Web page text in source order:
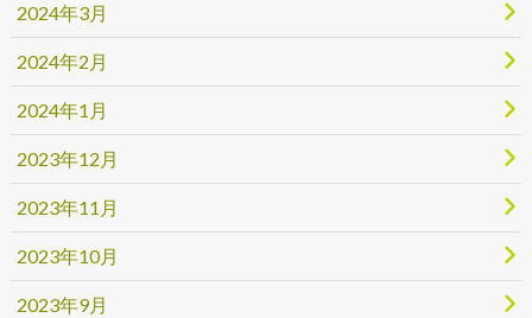
2024年3月
2024年2月
2024年1月
2023年12月
2023年11月
2023年10月
2023年9月